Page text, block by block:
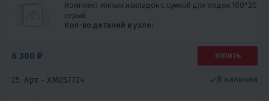
Комплект мягких накладок с сумкой для лодок 100*20
серый
Кол-во деталей в узле:
6 300 ₽ КУПИТЬ
25. Арт - XM057724 В наличии